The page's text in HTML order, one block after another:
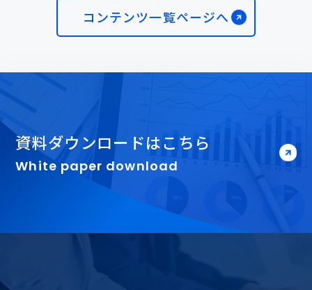
コンテンツ一覧ページへ
資料ダウンロードはこちら
White paper download